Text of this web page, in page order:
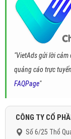
"VietAds gửi lời
quảng cáo trực
FAQPage"
CÔNG TY CỔ
Số 6/25 Thổ